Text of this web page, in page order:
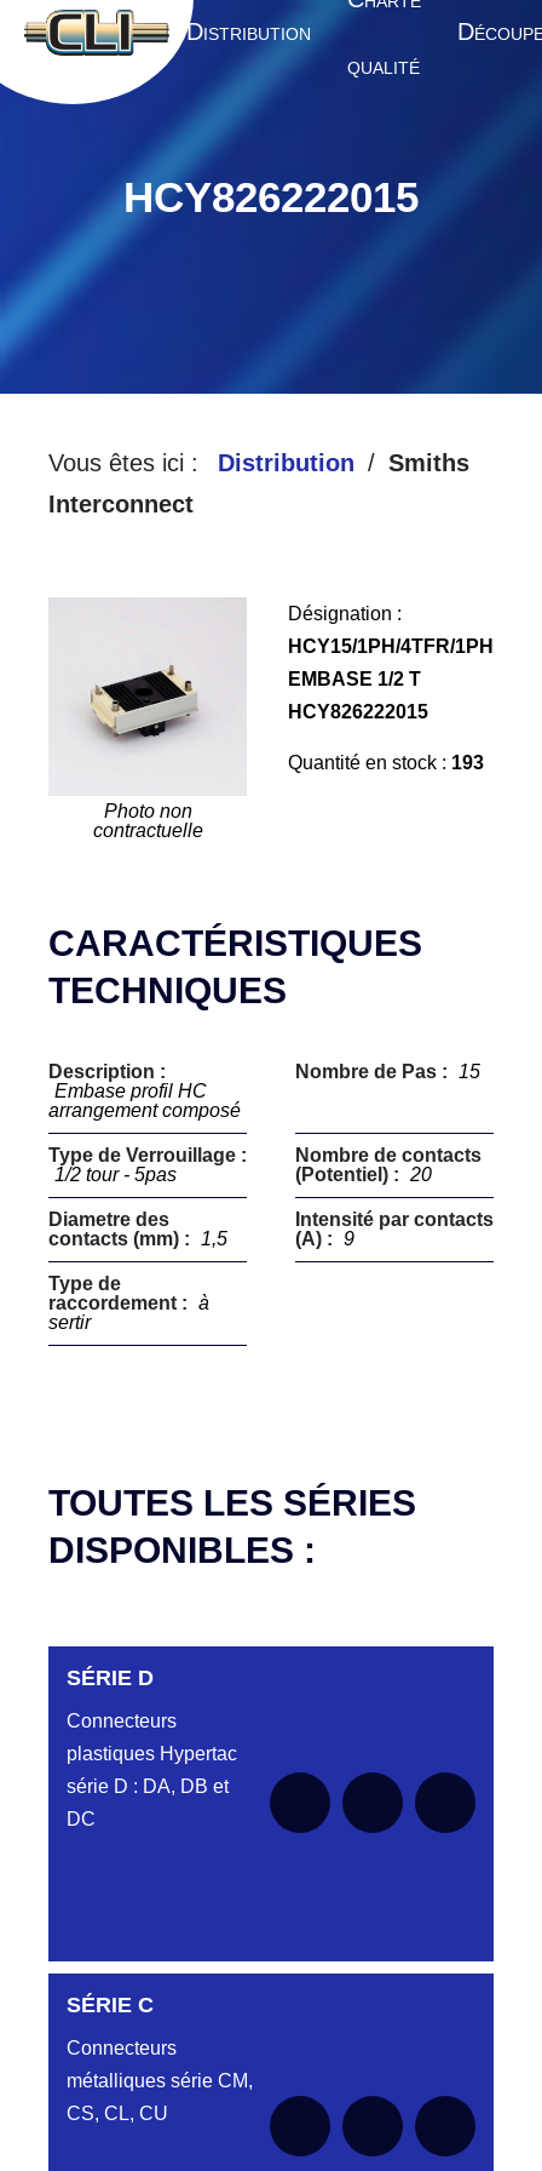
A CCUEIL DISTRIBUTION
QUALITÉ
D
HCY826222015
Vous êtes ici : Distribution
Smiths
Interconnect
Photo non
contractuelle
Désignation :
HCY15/1PH/4TFR/1PH
EMBASE 1/2 T
HCY826222015
Quantité en stock : 193
CARACTÉRISTIQUES
TECHNIQUES
Description :
Embase profil HC
arrangement composé
Nombre de Pas : 15
Type de Verrouillage :
1/2 tour - 5pas
Nombre de contacts
(Potentiel) : 20
Diametre des
contacts (mm) :
1,5
Intensité par contacts
(A) : 9
Type de
raccordement : à
sertir
TOUTES LES SÉRIES
DISPONIBLES :
SÉRIE D
Connecteurs
plastiques Hypertac
série D : DA, DB et
DC
SÉRIE DA
Aucune pièce disponible pour cette série
pour le moment
SÉRIE DB
SÉRIE C
Connecteurs
métalliques série CM,
CS, CL, CU